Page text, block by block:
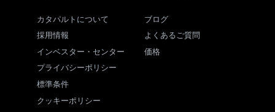
カタパルトについて
採用情報
インベスター・センター
プライバシーポリシー
標準条件
クッキーポリシー
ブログ
よくあるご質問
価格